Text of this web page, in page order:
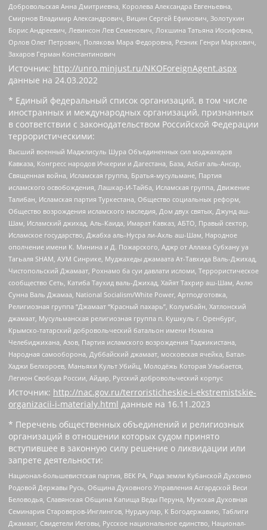
Добровольская Анна Дмитриевна, Королева Александра Евгеньевна,
Смирнов Владимир Александрович, Вицин Сергей Ефимович, Золотухин
Борис Андреевич, Левинсон Лев Семенович, Локшина Татьяна Иосифовна,
Орлов Олег Петрович, Полякова Мара Федоровна, Резник Генри Маркович,
Захаров Герман Константинович
Источник: http://unro.minjust.ru/NKOForeignAgent.aspx
данные на 24.03.2022
* Единый федеральный список организаций, в том числе
иностранных и международных организаций, признанных
в соответствии с законодательством Российской Федерации
террористическими:
Высший военный Маджлисуль Шура Объединенных сил моджахедов
Кавказа, Конгресс народов Ичкерии и Дагестана, База, Асбат аль-Ансар,
Священная война, Исламская группа, Братья-мусульмане, Партия
исламского освобождения, Лашкар-И-Тайба, Исламская группа, Движение
Талибан, Исламская партия Туркестана, Общество социальных реформ,
Общество возрождения исламского наследия, Дом двух святых, Джунд аш-
Шам, Исламский джихад, Аль-Каида, Имарат Кавказ, АБТО, Правый сектор,
Исламское государство, Джабха аль-Нусра ли-Ахль аш-Шам, Народное
ополчение имени К. Минина и Д. Пожарского, Аджр от Аллаха Субхану уа
Тагьаля SHAM, АУМ Синрике, Муджахеды джамаата Ат-Тавхида Валь-Джихад,
Чистопольский Джамаат, Рохнамо ба суи давлати исломи, Террористическое
сообщество Сеть, Катиба Таухид валь-Джихад, Хайят Тахрир аш-Шам, Ахлю
Сунна Валь Джамаа, National Socialism/White Power, Артподготовка,
Религиозная группа “Джамаат “Красный пахарь”, Колумбайн, Хатлонский
джамаат, Мусульманская религиозная группа п. Кушкуль г. Оренбург,
Крымско-татарский добровольческий батальон имени Номана
Челебиджихана, Азов, Партия исламского возрождения Таджикистана,
Народная самооборона, Дуббайский джамаат, московская ячейка, Батал-
Хаджи Белхороев, Маньяки Культ Убийц, Молодёжь Которая Улыбается,
Легион Свобода России, Айдар, Русский добровольческий корпус
Источник: http://nac.gov.ru/terroristicheskie-i-ekstremistskie-
organizacii-i-materialy.html данные на 16.11.2023
* Перечень общественных объединений и религиозных
организаций в отношении которых судом принято
вступившее в законную силу решение о ликвидации или
запрете деятельности:
Национал-большевистская партия, ВЕК РА, Рада земли Кубанской Духовно
Родовой Державы Русь, Община Духовного Управления Асгардской Веси
Беловодья, Славянская Община Капища Веды Перуна, Мужская Духовная
Семинария Староверов-Инглингов, Нурджулар, К Богодержавию, Таблиги
Джамаат, Свидетели Иеговы, Русское национальное единство, Национал-